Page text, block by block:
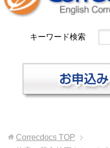
キーワード検索
Correcdocs TOP